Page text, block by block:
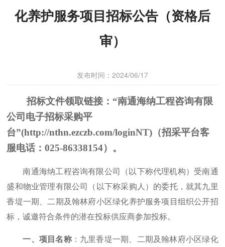
化养护服务项目招标公告（资格后
审）
发布时间：2024/06/17
招标文件领取链接：“南通海纳工程咨询有限
公司电子招标采购平
台”(http://nthn.ezczb.com/loginNT) （招采平台客
服电话：025-86338154）。
南通海纳工程咨询有限公司（以下称代理机构）受南通
盛和物业管理有限公司（以下称采购人）的委托，就其九里
香堤一期、二期及翰林府小区绿化养护服务项目组织公开招
标，诚邀符合条件的潜在投标供应商参加投标。
一、项目名称：九里香堤一期、二期及翰林府小区绿化